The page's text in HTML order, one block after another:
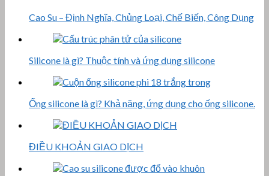
Cao Su – Định Nghĩa, Chủng Loại, Chế Biến, Công Dụng
Silicone là gì? Thuộc tính và ứng dụng silicone
Ống silicone là gì? Khả năng, ứng dụng cho ống silicone.
ĐIỀU KHOẢN GIAO DỊCH